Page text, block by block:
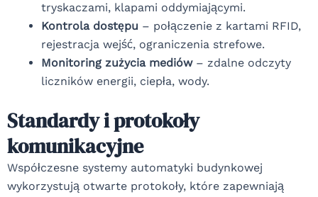
tryskaczami, klapami oddymiającymi.
Kontrola dostępu – połączenie z kartami RFID,
rejestracja wejść, ograniczenia strefowe.
Monitoring zużycia mediów– zdalne odczyty
liczników energii, ciepła, wody.
Standardy i protokoły
komunikacyjne
Współczesne systemy automatyki budynkowej
wykorzystują otwarte protokoły, które zapewniają